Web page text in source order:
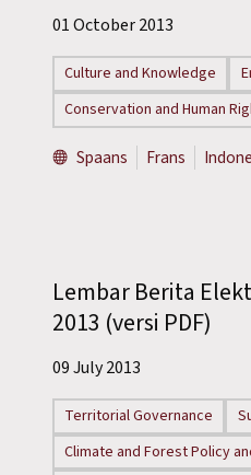
01 October 2013
Culture and Knowledge
Conservation and Human
Spaans Frans
Lembar Berita
2013 (versi PDF)
09 July 2013
Territorial Governance
Climate and Forest Policy